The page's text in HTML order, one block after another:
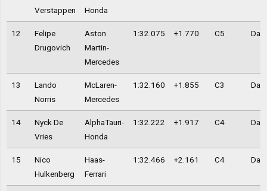
Verstappen
Honda
12
Felipe
Drugovich
Aston
Martin-
Mercedes
1:32.075 +1.770 C5 Day
13
Lando
Norris
McLaren-
Mercedes
1:32.160 +1.855 C3 Day
14
Nyck De
Vries
AlphaTauri-
Honda
1:32.222 +1.917 C4 Day
15
Nico
Hulkenberg
Haas-
Ferrari
1:32.466 +2.161 C4 Day